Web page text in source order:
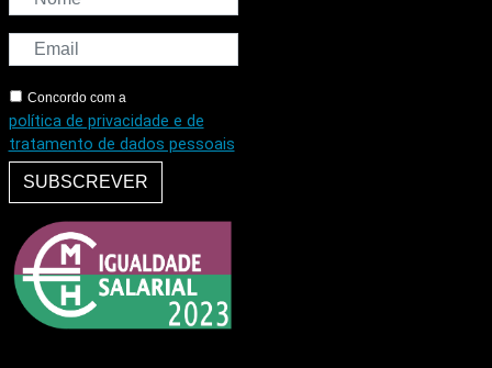
Concordo com a
política de privacidade e de
tratamento de dados pessoais
SUBSCREVER